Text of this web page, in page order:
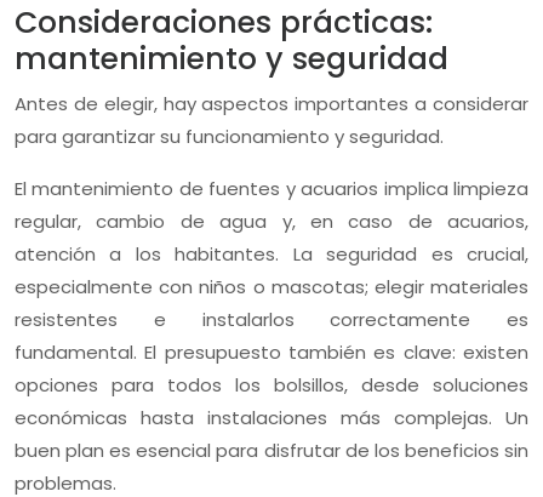
Consideraciones prácticas:
mantenimiento y seguridad
Antes de elegir, hay aspectos importantes a considerar
para garantizar su funcionamiento y seguridad.
El mantenimiento de fuentes y acuarios implica limpieza
regular, cambio de agua y, en caso de acuarios,
atención a los habitantes. La seguridad es crucial,
especialmente con niños o mascotas; elegir materiales
resistentes e instalarlos correctamente es
fundamental. El presupuesto también es clave: existen
opciones para todos los bolsillos, desde soluciones
económicas hasta instalaciones más complejas. Un
buen plan es esencial para disfrutar de los beneficios sin
problemas.